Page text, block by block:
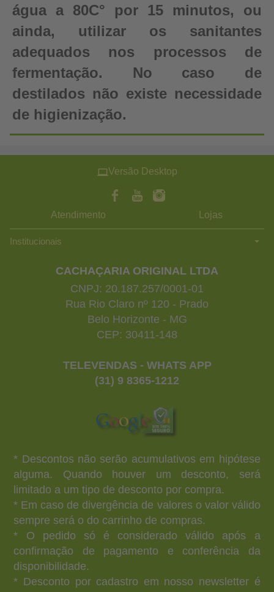
água a 80C° por 15 minutos, ou
ainda, utilizar os sanitantes
adequados nos processos de
fermentação. No caso de
destilados não existe necessidade
de higienização.
Versão Desktop
Atendimento Lojas
Institucionais
CACHAÇARIA ORIGINAL LTDA
CNPJ: 20.187.257/0001-01
Rua Rio Claro nº 120 - Prado
Belo Horizonte - MG
CEP: 30411-148
TELEVENDAS - WHATS APP
(31) 9 8365-1212
* Descontos não serão acumulativos em hipótese
alguma. Quando houver um desconto, será
limitado a um tipo de desconto por compra.
* Em caso de divergência de valores o valor válido
sempre será o do carrinho de compras.
* O pedido só é considerado válido após a
confirmação de pagamento e conferência da
disponibilidade.
* Desconto por cadastro em nosso newsletter é